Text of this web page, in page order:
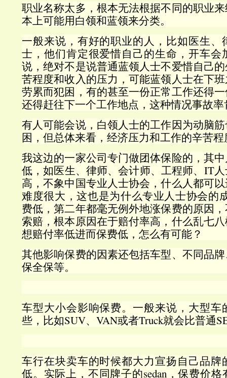
职业名称太多，根本无法根据不同的职业
本上可能用白领和蓝领来分类。
一般来说，有好的职业的人，比如医生、
士，他们肯定很爱惜自己的生命，开车会
说，绝对不是说普通蓝领人士不爱惜自己
苦程度和收入的压力，可能蓝领人士在下
劳累而犯困，有的甚至一份正常工作还得
还得赶往下一个工作地点，这种情况事故
有人可能会说，白领人士的工作因为动脑
困，但总体来看，经济压力和工作的辛苦
我这边的一家公司专门做团体保险的，其
低，如医生、律师、会计师、工程师、IT
高，不象中国专业人士协会，什么人都可
难度很大，这也是为什么专业人士协会的
费低，第二年都毫无例外地涨保费的原因
索赔，根本原因在于赔付率高，什么乱七
想赔付率低进而保费低，怎么有可能？
其他影响保费的因素还包括车型、不同品
保全保等。
车型大小会影响保费。一般来说，大型车
些，比如SUV、VAN或者Truck就会比普通
车行在块卖车的时候都大力宣扬自己品牌
低。实际上，不同牌子的sedan，保费价